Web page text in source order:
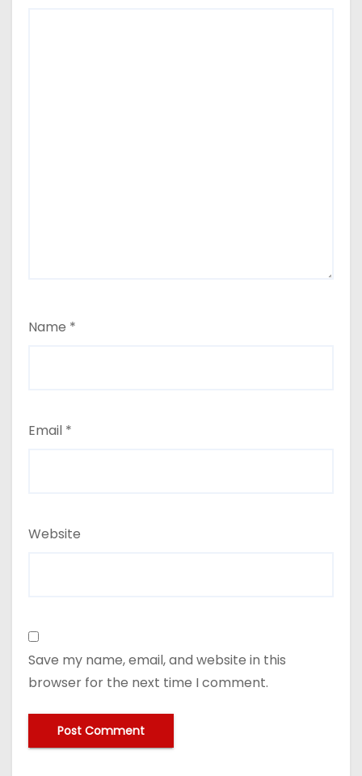
Name *
Email *
Website
Save my name, email, and website in this
browser for the next time I comment.